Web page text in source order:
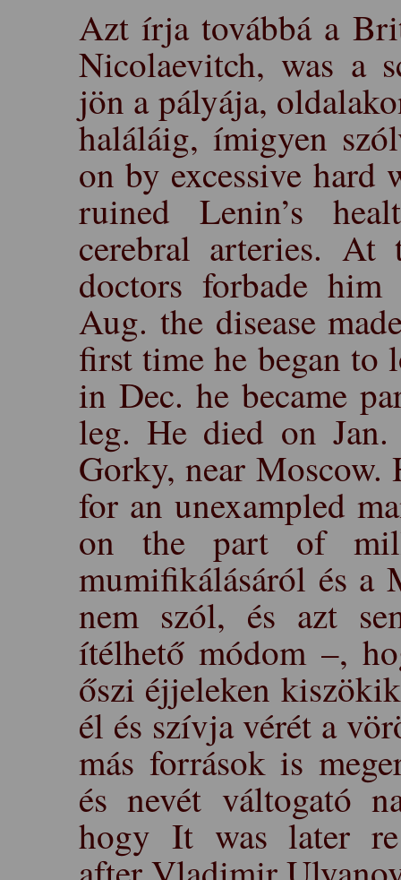
Azt írja továbbá a
Nicolaevitch, was a
jön a pályája,
haláláig, ímigyen
on by excessive hard
ruined Lenin’s
cerebral arteries.
doctors forbade
Aug. the disease
first time he began to
in Dec. he became
leg. He died on
Gorky, near Moscow.
for an unexampled
on the part of
mumifikálásáról és a
nem szól, és azt
ítélhető módom –,
őszi éjjeleken
él és szívja vérét a
más források is
és nevét váltogató
hogy It was later